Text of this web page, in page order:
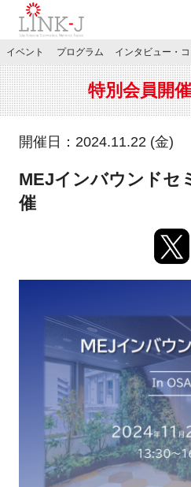
JP／
特別会員専用メニュー
マイページ
新規登録
イベント
プログラム
イベント プログラム インタビュー・
特別会員開
開催日：2024.11.22 (金)
MEJインバウンド
催